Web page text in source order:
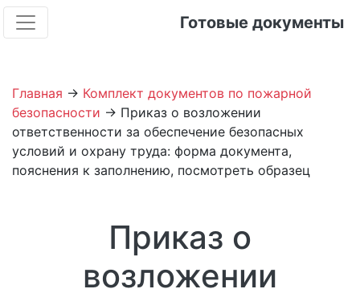
Готовые документы
Главная → Комплект документов по пожарной
безопасности → Приказ о возложении
ответственности за обеспечение безопасных
условий и охрану труда: форма документа,
пояснения к заполнению, посмотреть образец
Приказ о
возложении